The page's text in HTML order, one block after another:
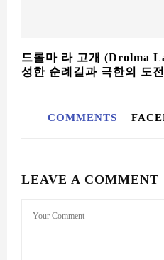
드롤마 라 고개 (Drolma
성한 순례길과 극한의 도전
COMMENTS
LEAVE A COMMENT